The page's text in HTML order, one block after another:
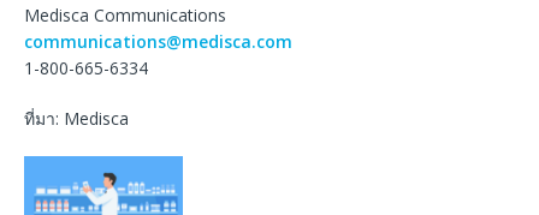
Medisca Communications
communications@medisca.com
1-800-665-6334
ที่มา: Medisca